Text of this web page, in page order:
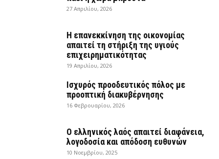
27 Απριλίου, 2026
Η επανεκκίνηση της οικονομίας
απαιτεί τη στήριξη της υγιούς
επιχειρηματικότητας
19 Απριλίου, 2026
Ισχυρός προοδευτικός πόλος με
προοπτική διακυβέρνησης
16 Φεβρουαρίου, 2026
Ο ελληνικός λαός απαιτεί διαφάνεια,
λογοδοσία και απόδοση ευθυνών
10 Νοεμβρίου, 2025